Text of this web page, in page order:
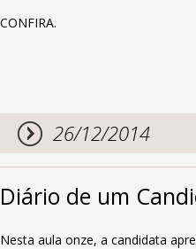
CONFIRA.
26/12/2014
Diário de um
Nesta aula onze, a candidata